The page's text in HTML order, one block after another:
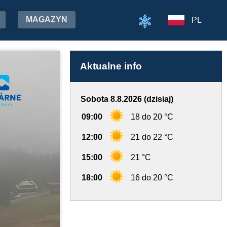
MAGAZYN PL
Aktualne info
Sobota 8.8.2026 (dzisiaj)
09:00 18 do 20 °C
12:00 21 do 22 °C
15:00 21 °C
18:00 16 do 20 °C